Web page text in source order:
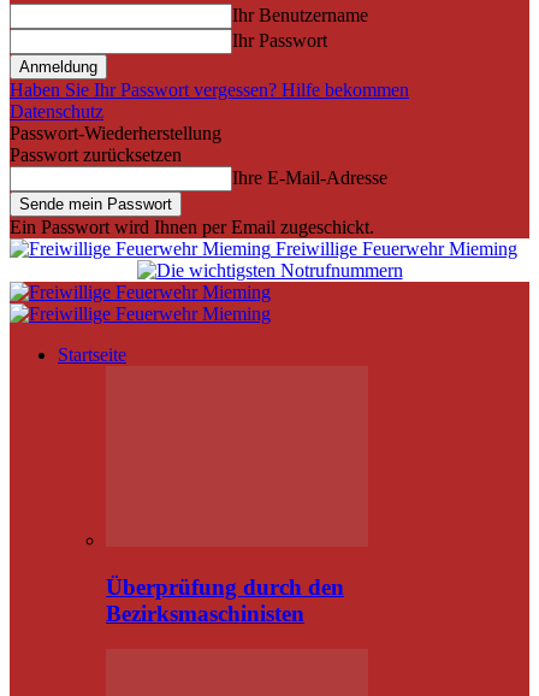
Ihr Benutzername
Ihr Passwort
Haben Sie Ihr Passwort vergessen? Hilfe bekommen
Datenschutz
Passwort-Wiederherstellung
Passwort zurücksetzen
Ihre E-Mail-Adresse
Ein Passwort wird Ihnen per Email zugeschickt.
Freiwillige Feuerwehr Mieming
Startseite
Überprüfung durch den
Bezirksmaschinisten